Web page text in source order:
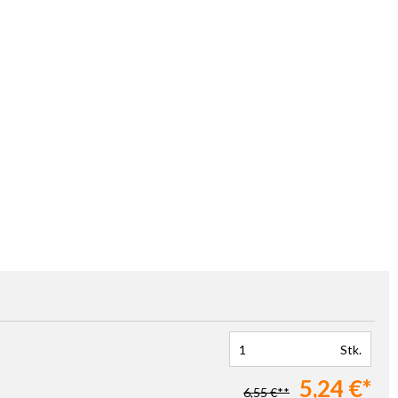
Stk.
6,55 €** 5,24 €*